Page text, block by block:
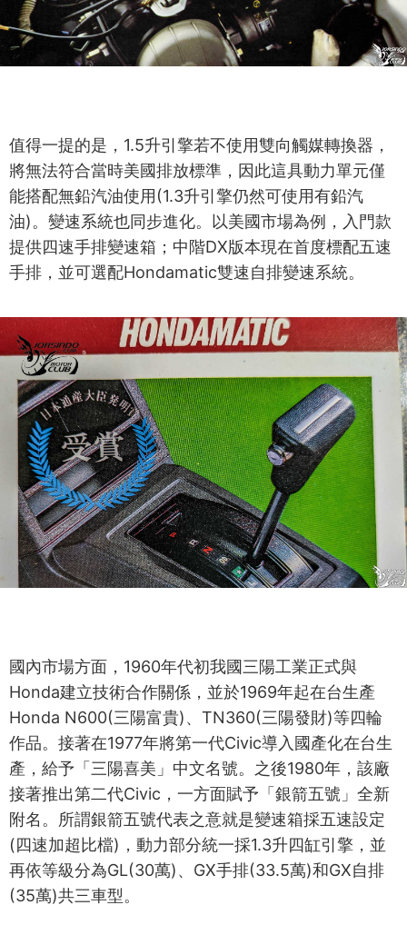
值得一提的是，1.5升引擎若不使用雙向觸媒轉換器，
將無法符合當時美國排放標準，因此這具動力單元僅
能搭配無鉛汽油使用(1.3升引擎仍然可使用有鉛汽
油)。變速系統也同步進化。以美國市場為例，入門款
提供四速手排變速箱；中階DX版本現在首度標配五速
手排，並可選配Hondamatic雙速自排變速系統。
國內市場方面，1960年代初我國三陽工業正式與
Honda建立技術合作關係，並於1969年起在台生產
Honda N600(三陽富貴)、TN360(三陽發財)等四輪
作品。接著在1977年將第一代Civic導入國產化在台生
產，給予「三陽喜美」中文名號。之後1980年，該廠
接著推出第二代Civic，一方面賦予「銀箭五號」全新
附名。所謂銀箭五號代表之意就是變速箱採五速設定
(四速加超比檔)，動力部分統一採1.3升四缸引擎，並
再依等級分為GL(30萬)、GX手排(33.5萬)和GX自排
(35萬)共三車型。